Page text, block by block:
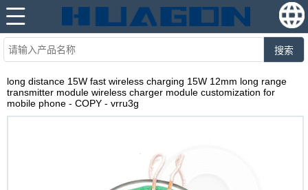
搜索
long distance 15W fast wireless charging 15W 12mm long range
transmitter module wireless charger module customization for
mobile phone - COPY - vrru3g